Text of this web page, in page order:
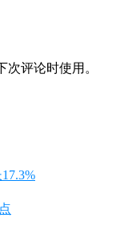
评论时使用。